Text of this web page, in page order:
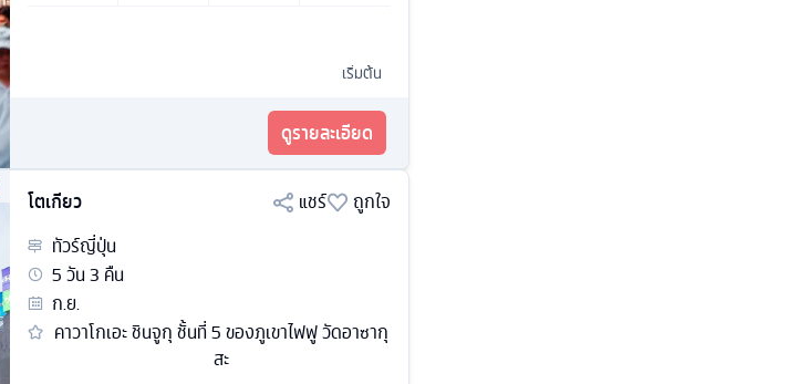
เริ่มต้น
ดูรายละเอียด
โตเกียว แชร์
ถูกใจ
ทัวร์ญี่ปุ่น
5วัน3 คืน
ก.ย.
คาวาโกเอะ ชินจูกุ ชั้นที่ 5 ของภูเขาไฟฟู วัดอาซากุ
สะ